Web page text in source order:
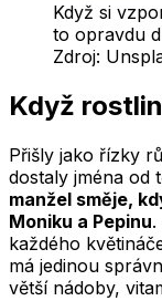
Když si
to opravdu
Zdroj:
Když
Přišly jako řízky
dostaly jména od
manžel směje,
Moniku a Pepinu.
každého
má jedinou
větší nádoby,